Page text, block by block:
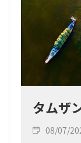
タムザ
08/07/